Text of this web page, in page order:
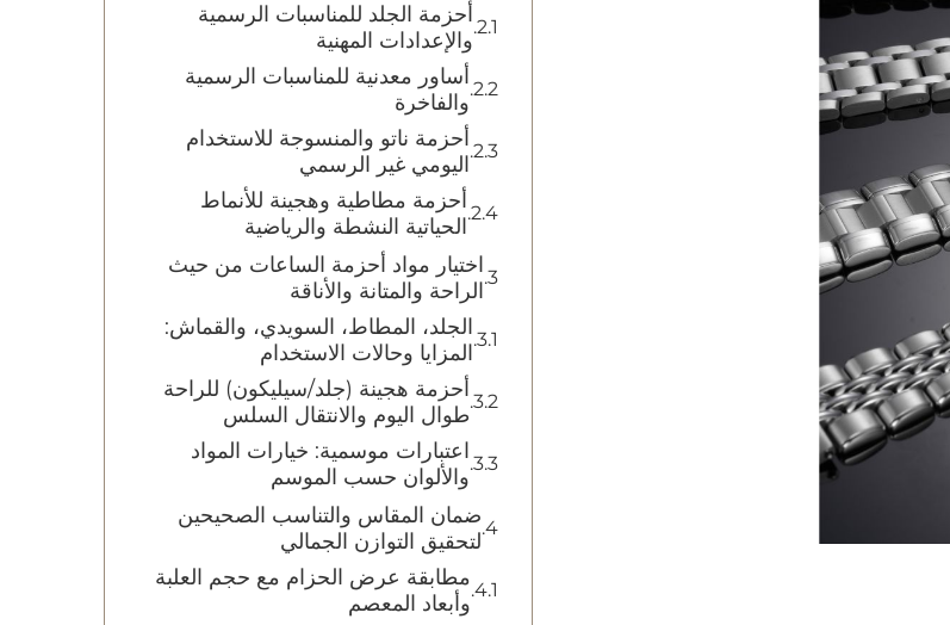
أحزمة الجلد للمناسبات الرسمية
والإعدادات المهنية
أساور معدنية للمناسبات الرسمية
والفاخرة
أحزمة ناتو والمنسوجة للاستخدام
اليومي غير الرسمي
أحزمة مطاطية وهجينة للأنماط
الحياتية النشطة والرياضية
اختيار مواد أحزمة الساعات من حيث
الراحة والمتانة والأناقة
الجلد، المطاط، السويدي، والقماش:
المزايا وحالات الاستخدام
أحزمة هجينة (جلد/سيليكون) للراحة
طوال اليوم والانتقال السلس
اعتبارات موسمية: خيارات المواد
والألوان حسب الموسم
ضمان المقاس والتناسب الصحيحين
لتحقيق التوازن الجمالي
مطابقة عرض الحزام مع حجم العلبة
وأبعاد المعصم